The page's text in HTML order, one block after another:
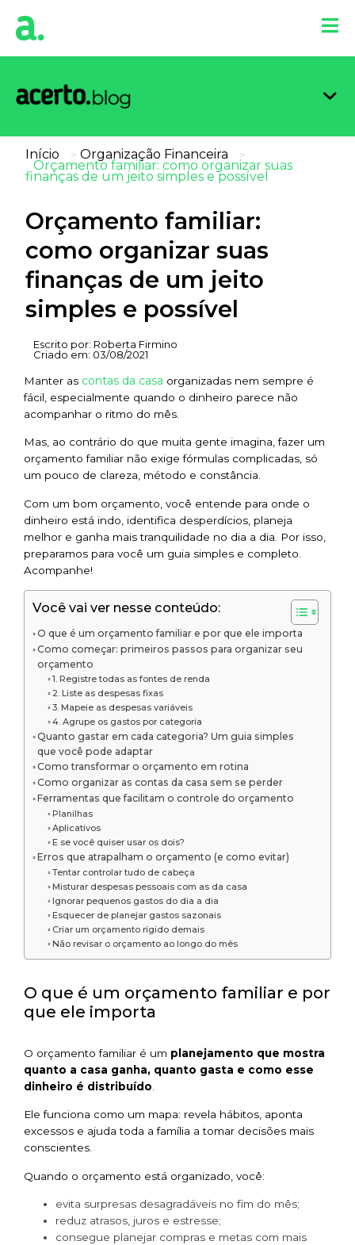
Início > Organização Financeira >
Orçamento familiar: como organizar suas
finanças de um jeito simples e possível
Orçamento familiar:
como organizar suas
finanças de um jeito
simples e possível
Escrito por: Roberta Firmino
Criado em: 03/08/2021
Manter as contas da casa organizadas nem sempre é
fácil, especialmente quando o dinheiro parece não
acompanhar o ritmo do mês.
Mas, ao contrário do que muita gente imagina, fazer um
orçamento familiar não exige fórmulas complicadas, só
um pouco de clareza, método e constância.
Com um bom orçamento, você entende para onde o
dinheiro está indo, identifica desperdícios, planeja
melhor e ganha mais tranquilidade no dia a dia. Por isso,
preparamos para você um guia simples e completo.
Acompanhe!
Você vai ver nesse conteúdo:
O que é um orçamento familiar e por que ele importa
Como começar: primeiros passos para organizar seu
orçamento
1. Registre todas as fontes de renda
2. Liste as despesas fixas
3. Mapeie as despesas variáveis
4. Agrupe os gastos por categoria
Quanto gastar em cada categoria? Um guia simples
que você pode adaptar
Como transformar o orçamento em rotina
Como organizar as contas da casa sem se perder
Ferramentas que facilitam o controle do orçamento
Planilhas
Aplicativos
E se você quiser usar os dois?
Erros que atrapalham o orçamento (e como evitar)
Tentar controlar tudo de cabeça
Misturar despesas pessoais com as da casa
Ignorar pequenos gastos do dia a dia
Esquecer de planejar gastos sazonais
Criar um orçamento rígido demais
Não revisar o orçamento ao longo do mês
O que é um orçamento familiar e por
que ele importa
O orçamento familiar é um planejamento que mostra
quanto a casa ganha, quanto gasta e como esse
dinheiro é distribuído
Ele funciona como um mapa: revela hábitos, aponta
excessos e ajuda toda a família a tomar decisões mais
conscientes.
Quando o orçamento está organizado, você:
evita surpresas desagradáveis no fim do mês;
reduz atrasos, juros e estresse;
consegue planejar compras e metas com mais